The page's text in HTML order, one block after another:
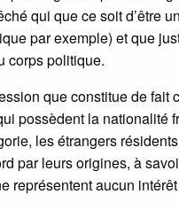
qui que ce soit d’être
par exemple) et que
corps politique.
que constitue de
possèdent la nationalité
les étrangers
par leurs origines, à
représentent aucun